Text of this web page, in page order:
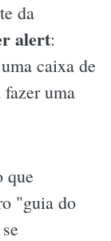
da
alert:
caixa de
uma
que
"guia do